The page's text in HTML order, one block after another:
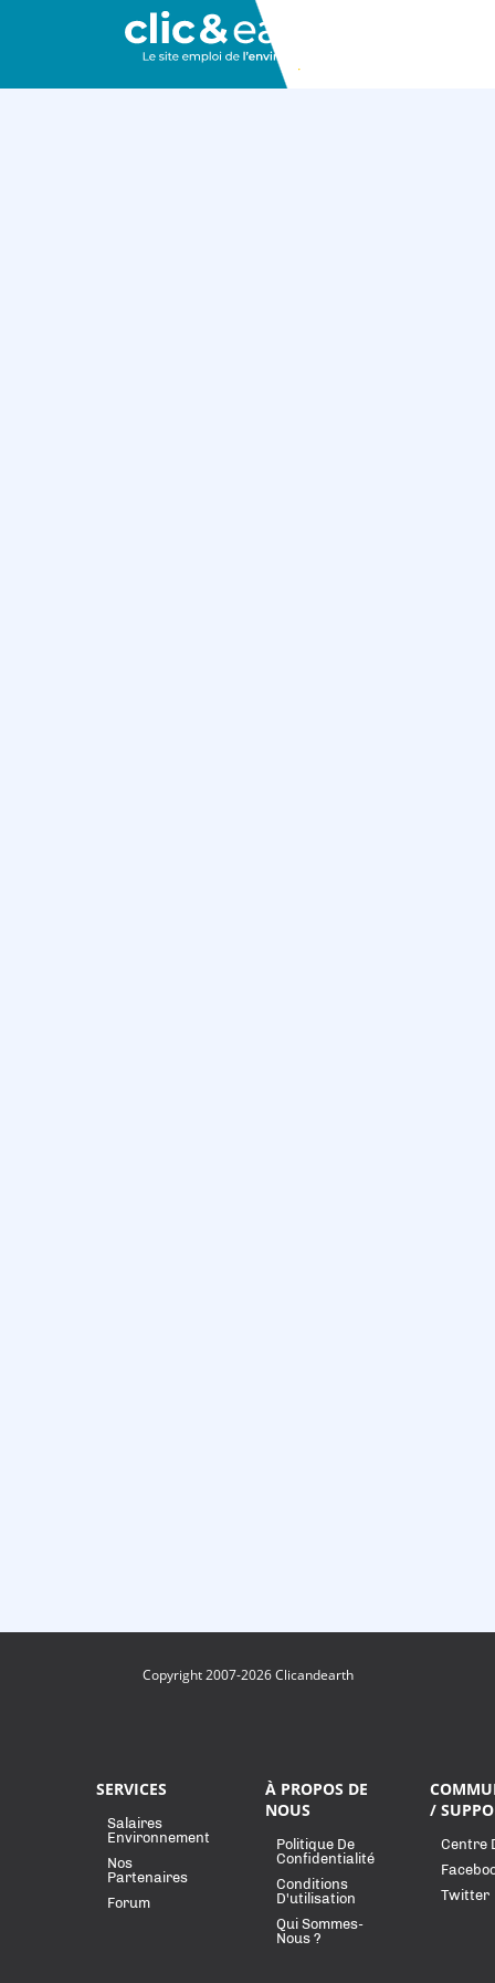
Copyright 2007-2026 Clicandearth
SERVICES
Salaires
Environnement
Nos
Partenaires
Forum
À PROPOS DE
NOUS
Politique De
Confidentialité
Conditions
D'utilisation
Qui Sommes-
Nous ?
/
Centre
Twitter